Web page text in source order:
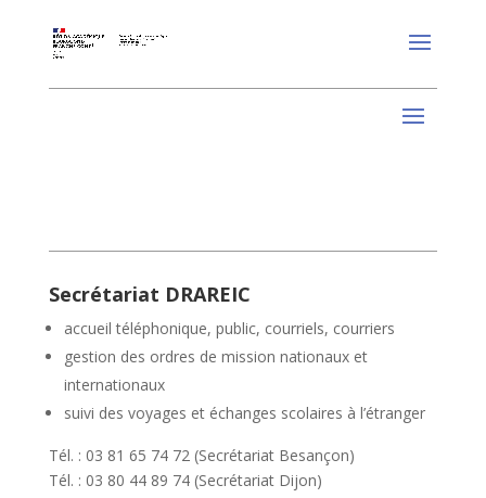
Secrétariat DRAREIC
accueil téléphonique, public, courriels, courriers
gestion des ordres de mission nationaux et
internationaux
suivi des voyages et échanges scolaires à l’étranger
Tél. : 03 81 65 74 72 (Secrétariat Besançon)
Tél. : 03 80 44 89 74 (Secrétariat Dijon)